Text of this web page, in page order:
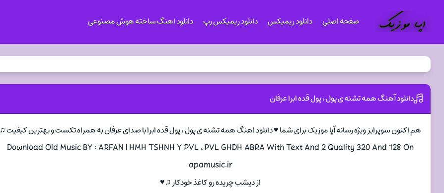
صفحه اصلی دانلود ریمیکس دانلود ریمیکس رپ دانلود اهنگ ساخته هوش مصنوعی
دانلود آهنگ همه تشنه ی پول ، پول قده ابرا عرفان
هم اکنون سوپرایز ویژه رسانه آپا موزیک برای شما ♥ دانلود اهنگ همه تشنه ی پول ، پول قده ابرا با صدای عرفان به همراه تکست و بهترین کیفیت ♫
Download Old Music BY : ARFAN | HMH TSHNH Y PVL ، PVL GHDH ABRA With Text And 2 Quality 320 And 128 On
apamusic.ir
از دیشب چریده رو کاغذ خودکار ♫♥